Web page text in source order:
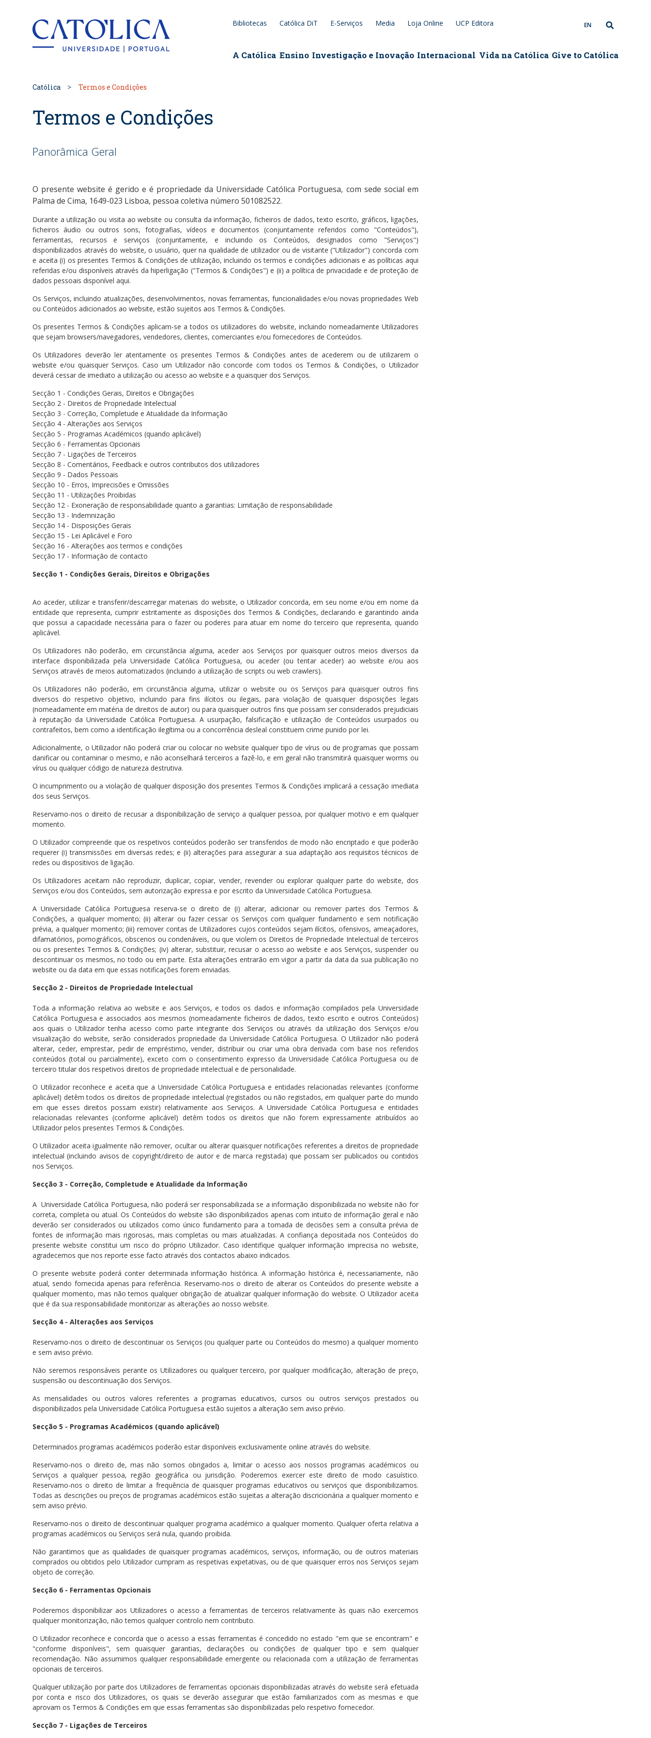
Back to homepageBibliotecas Católica DiT E-Serviços Media Loja Online UCP Editora EN
A Católica Ensino Investigação e Inovação Internacional Vida na Católica Give to Católica
Católica Termos e Condições
Termos e Condições
Panorâmica Geral
O presente website é gerido e é propriedade da Universidade Católica Portuguesa, com sede social em
Palma de Cima, 1649-023 Lisboa, pessoa coletiva número 501082522.
Durante a utilização ou visita ao website ou consulta da informação, ficheiros de dados, texto escrito, gráficos, ligações,
ficheiros áudio ou outros sons, fotografias, vídeos e documentos (conjuntamente referidos como "Conteúdos"),
ferramentas, recursos e serviços (conjuntamente, e incluindo os Conteúdos, designados como "Serviços")
disponibilizados através do website, o usuário, quer na qualidade de utilizador ou de visitante ("Utilizador") concorda com
e aceita (i) os presentes Termos & Condições de utilização, incluindo os termos e condições adicionais e as políticas aqui
referidas e/ou disponíveis através da hiperligação ("Termos & Condições") e (ii) a política de privacidade e de proteção de
dados pessoais disponível aqui.
Os Serviços, incluindo atualizações, desenvolvimentos, novas ferramentas, funcionalidades e/ou novas propriedades Web
ou Conteúdos adicionados ao website, estão sujeitos aos Termos & Condições.
Os presentes Termos & Condições aplicam-se a todos os utilizadores do website, incluindo nomeadamente Utilizadores
que sejam browsers/navegadores, vendedores, clientes, comerciantes e/ou fornecedores de Conteúdos.
Os Utilizadores deverão ler atentamente os presentes Termos & Condições antes de acederem ou de utilizarem o
website e/ou quaisquer Serviços. Caso um Utilizador não concorde com todos os Termos & Condições, o Utilizador
deverá cessar de imediato a utilização ou acesso ao website e a quaisquer dos Serviços.
Secção 1 - Condições Gerais, Direitos e Obrigações
Secção 2 - Direitos de Propriedade Intelectual
Secção 3 - Correção, Completude e Atualidade da Informação
Secção 4 - Alterações aos Serviços
Secção 5 - Programas Académicos (quando aplicável)
Secção 6 - Ferramentas Opcionais
Secção 7 - Ligações de Terceiros
Secção 8 - Comentários, Feedback e outros contributos dos utilizadores
Secção 9 - Dados Pessoais
Secção 10 - Erros, Imprecisões e Omissões
Secção 11 - Utilizações Proibidas
Secção 12 - Exoneração de responsabilidade quanto a garantias: Limitação de responsabilidade
Secção 13 - Indemnização
Secção 14 - Disposições Gerais
Secção 15 - Lei Aplicável e Foro
Secção 16 - Alterações aos termos e condições
Secção 17 - Informação de contacto
Secção 1 - Condições Gerais, Direitos e Obrigações
Ao aceder, utilizar e transferir/descarregar materiais do website, o Utilizador concorda, em seu nome e/ou em nome da
entidade que representa, cumprir estritamente as disposições dos Termos & Condições, declarando e garantindo ainda
que possui a capacidade necessária para o fazer ou poderes para atuar em nome do terceiro que representa, quando
aplicável.
Os Utilizadores não poderão, em circunstância alguma, aceder aos Serviços por quaisquer outros meios diversos da
interface disponibilizada pela Universidade Católica Portuguesa, ou aceder (ou tentar aceder) ao website e/ou aos
Serviços através de meios automatizados (incluindo a utilização de scripts ou web crawlers).
Os Utilizadores não poderão, em circunstância alguma, utilizar o website ou os Serviços para quaisquer outros fins
diversos do respetivo objetivo, incluindo para fins ilícitos ou ilegais, para violação de quaisquer disposições legais
(nomeadamente em matéria de direitos de autor) ou para quaisquer outros fins que possam ser considerados prejudiciais
à reputação da Universidade Católica Portuguesa. A usurpação, falsificação e utilização de Conteúdos usurpados ou
contrafeitos, bem como a identificação ilegítima ou a concorrência desleal constituem crime punido por lei.
Adicionalmente, o Utilizador não poderá criar ou colocar no website qualquer tipo de vírus ou de programas que possam
danificar ou contaminar o mesmo, e não aconselhará terceiros a fazê-lo, e em geral não transmitirá quaisquer worms ou
vírus ou qualquer código de natureza destrutiva.
O incumprimento ou a violação de qualquer disposição dos presentes Termos & Condições implicará a cessação imediata
dos seus Serviços.
Reservamo-nos o direito de recusar a disponibilização de serviço a qualquer pessoa, por qualquer motivo e em qualquer
momento.
O Utilizador compreende que os respetivos conteúdos poderão ser transferidos de modo não encriptado e que poderão
requerer (i) transmissões em diversas redes; e (ii) alterações para assegurar a sua adaptação aos requisitos técnicos de
redes ou dispositivos de ligação.
Os Utilizadores aceitam não reproduzir, duplicar, copiar, vender, revender ou explorar qualquer parte do website, dos
Serviços e/ou dos Conteúdos, sem autorização expressa e por escrito da Universidade Católica Portuguesa.
A Universidade Católica Portuguesa reserva-se o direito de (i) alterar, adicionar ou remover partes dos Termos &
Condições, a qualquer momento; (ii) alterar ou fazer cessar os Serviços com qualquer fundamento e sem notificação
prévia, a qualquer momento; (iii) remover contas de Utilizadores cujos conteúdos sejam ilícitos, ofensivos, ameaçadores,
difamatórios, pornográficos, obscenos ou condenáveis, ou que violem os Direitos de Propriedade Intelectual de terceiros
ou os presentes Termos & Condições; (iv) alterar, substituir, recusar o acesso ao website e aos Serviços, suspender ou
descontinuar os mesmos, no todo ou em parte. Esta alterações entrarão em vigor a partir da data da sua publicação no
website ou da data em que essas notificações forem enviadas.
Secção 2 - Direitos de Propriedade Intelectual
Toda a informação relativa ao website e aos Serviços, e todos os dados e informação compilados pela Universidade
Católica Portuguesa e associados aos mesmos (nomeadamente ficheiros de dados, texto escrito e outros Conteúdos)
aos quais o Utilizador tenha acesso como parte integrante dos Serviços ou através da utilização dos Serviços e/ou
visualização do website, serão considerados propriedade da Universidade Católica Portuguesa. O Utilizador não poderá
alterar, ceder, emprestar, pedir de empréstimo, vender, distribuir ou criar uma obra derivada com base nos referidos
conteúdos (total ou parcialmente), exceto com o consentimento expresso da Universidade Católica Portuguesa ou de
terceiro titular dos respetivos direitos de propriedade intelectual e de personalidade.
O Utilizador reconhece e aceita que a Universidade Católica Portuguesa e entidades relacionadas relevantes (conforme
aplicável) detêm todos os direitos de propriedade intelectual (registados ou não registados, em qualquer parte do mundo
em que esses direitos possam existir) relativamente aos Serviços. A Universidade Católica Portuguesa e entidades
relacionadas relevantes (conforme aplicável) detêm todos os direitos que não forem expressamente atribuídos ao
Utilizador pelos presentes Termos & Condições.
O Utilizador aceita igualmente não remover, ocultar ou alterar quaisquer notificações referentes a direitos de propriedade
intelectual (incluindo avisos de copyright/direito de autor e de marca registada) que possam ser publicados ou contidos
nos Serviços.
Secção 3 - Correção, Completude e Atualidade da Informação
A Universidade Católica Portuguesa, não poderá ser responsabilizada se a informação disponibilizada no website não for
correta, completa ou atual. Os Conteúdos do website são disponibilizados apenas com intuito de informação geral e não
deverão ser considerados ou utilizados como único fundamento para a tomada de decisões sem a consulta prévia de
fontes de informação mais rigorosas, mais completas ou mais atualizadas. A confiança depositada nos Conteúdos do
presente website constitui um risco do próprio Utilizador. Caso identifique qualquer informação imprecisa no website,
agradecemos que nos reporte esse facto através dos contactos abaixo indicados.
O presente website poderá conter determinada informação histórica. A informação histórica é, necessariamente, não
atual, sendo fornecida apenas para referência. Reservamo-nos o direito de alterar os Conteúdos do presente website a
qualquer momento, mas não temos qualquer obrigação de atualizar qualquer informação do website. O Utilizador aceita
que é da sua responsabilidade monitorizar as alterações ao nosso website.
Secção 4 - Alterações aos Serviços
Reservamo-nos o direito de descontinuar os Serviços (ou qualquer parte ou Conteúdos do mesmo) a qualquer momento
e sem aviso prévio.
Não seremos responsáveis perante os Utilizadores ou qualquer terceiro, por qualquer modificação, alteração de preço,
suspensão ou descontinuação dos Serviços.
As mensalidades ou outros valores referentes a programas educativos, cursos ou outros serviços prestados ou
disponibilizados pela Universidade Católica Portuguesa estão sujeitos a alteração sem aviso prévio.
Secção 5 - Programas Académicos (quando aplicável)
Determinados programas académicos poderão estar disponíveis exclusivamente online através do website.
Reservamo-nos o direito de, mas não somos obrigados a, limitar o acesso aos nossos programas académicos ou
Serviços a qualquer pessoa, região geográfica ou jurisdição. Poderemos exercer este direito de modo casuístico.
Reservamo-nos o direito de limitar a frequência de quaisquer programas educativos ou serviços que disponibilizamos.
Todas as descrições ou preços de programas académicos estão sujeitas a alteração discricionária a qualquer momento e
sem aviso prévio.
Reservamo-nos o direito de descontinuar qualquer programa académico a qualquer momento. Qualquer oferta relativa a
programas académicos ou Serviços será nula, quando proibida.
Não garantimos que as qualidades de quaisquer programas académicos, serviços, informação, ou de outros materiais
comprados ou obtidos pelo Utilizador cumpram as respetivas expetativas, ou de que quaisquer erros nos Serviços sejam
objeto de correção.
Secção 6 - Ferramentas Opcionais
Poderemos disponibilizar aos Utilizadores o acesso a ferramentas de terceiros relativamente às quais não exercemos
qualquer monitorização, não temos qualquer controlo nem contributo.
O Utilizador reconhece e concorda que o acesso a essas ferramentas é concedido no estado "em que se encontram" e
"conforme disponíveis", sem quaisquer garantias, declarações ou condições de qualquer tipo e sem qualquer
recomendação. Não assumimos qualquer responsabilidade emergente ou relacionada com a utilização de ferramentas
opcionais de terceiros.
Qualquer utilização por parte dos Utilizadores de ferramentas opcionais disponibilizadas através do website será efetuada
por conta e risco dos Utilizadores, os quais se deverão assegurar que estão familiarizados com as mesmas e que
aprovam os Termos & Condições em que essas ferramentas são disponibilizadas pelo respetivo fornecedor.
Secção 7 - Ligações de Terceiros